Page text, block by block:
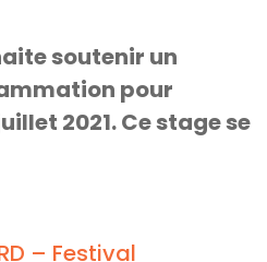
soutenir un
pour
2021. Ce stage se
– Festival